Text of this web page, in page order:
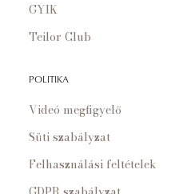
GYIK
Teilor Club
POLITIKA
Videó megfigyelő
Süti szabályzat
Felhasználási feltételek